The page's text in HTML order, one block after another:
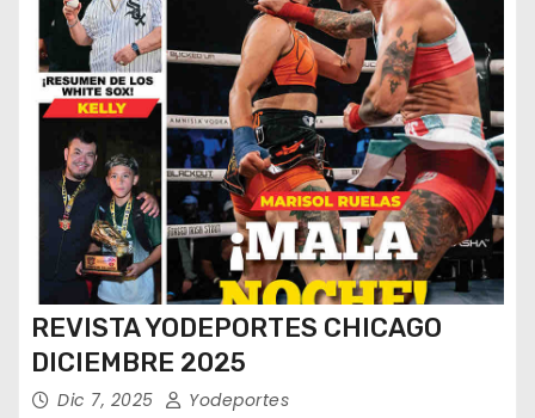
REVISTA YODEPORTES CHICAGO
DICIEMBRE 2025
Dic 7, 2025 Yodeportes